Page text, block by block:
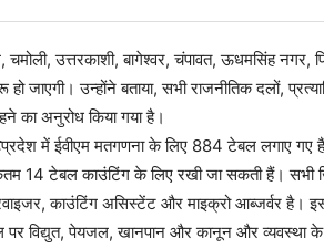
चमोली, उत्तरकाशी, बागेश्वर, चंपावत, ऊधमसिंह नगर,
उन्होंने बताया, सभी राजनीतिक दलों,
का अनुरोध किया गया है।
प्रदेश में ईवीएम मतगणना के लिए 884 टेबल लगाए गए
14 टेबल काउंटिंग के लिए रखी जा सकती हैं। सभी
काउंटिंग असिस्टेंट और माइक्रो आब्जर्वर है।
विद्युत, पेयजल, खानपान और कानून और व्यवस्था के